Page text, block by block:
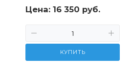
Цена: 16 350 руб.
КУПИТЬ